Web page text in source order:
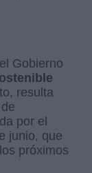
Gobierno
resulta
por el
junio, que
próximos